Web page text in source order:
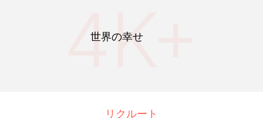
4K+
世界の幸せ
リクルート